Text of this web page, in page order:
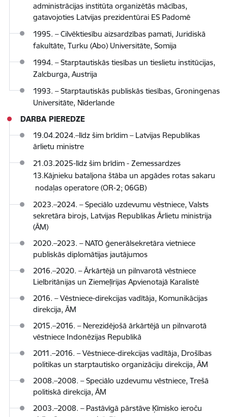
administrācijas institūta organizētās mācības,
gatavojoties Latvijas prezidentūrai ES Padomē
1995. –Cilvēktiesību aizsardzības pamati, Juridiskā
fakultāte, Turku (Abo) Universitāte, Somija
1994. –Starptautiskās tiesības un tieslietu institūcijas,
Zalcburga, Austrija
1993. –Starptautiskās publiskās tiesības, Groningenas
Universitāte, Nīderlande
DARBA PIEREDZE
19.04.2024.–līdz šim brīdim – Latvijas Republikas
ārlietu ministre
21.03.2025-līdz šim brīdim - Zemessardzes
13.Kājnieku bataljona štāba un apgādes rotas sakaru
nodaļas operatore (OR-2; 06GB)
2023.–2024. – Speciālo uzdevumu vēstniece, Valsts
sekretāra birojs, Latvijas Republikas Ārlietu ministrija
(ĀM)
2020.–2023. – NATO ģenerālsekretāra vietniece
publiskās diplomātijas jautājumos
2016.–2020. – Ārkārtējā un pilnvarotā vēstniece
Lielbritānijas un Ziemeļīrijas Apvienotajā Karalistē
2016. – Vēstniece-direkcijas vadītāja, Komunikācijas
direkcija, ĀM
2015.–2016. – Nerezidējošā ārkārtējā un pilnvarotā
vēstniece Indonēzijas Republikā
2011.–2016. – Vēstniece-direkcijas vadītāja, Drošības
politikas un starptautisko organizāciju direkcija, ĀM
2008.–2008. – Speciālo uzdevumu vēstniece, Trešā
politiskā direkcija, ĀM
2003.–2008. – Pastāvīgā pārstāve Ķīmisko ieroču